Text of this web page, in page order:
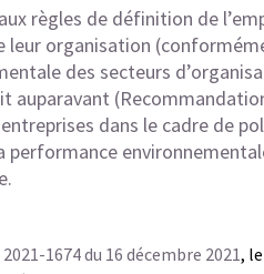
règles de définition de
leur organisation
des secteurs
auparavant (
dans le cadre de
performance
1674 du 16 décembre 2021,